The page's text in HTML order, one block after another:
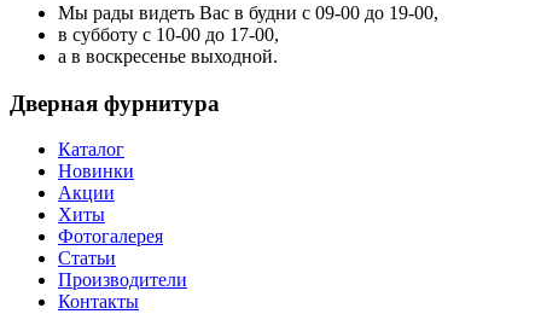
Мы рады видеть Вас в будни с 09-00 до 19-00,
в субботу с 10-00 до 17-00,
а в воскресенье выходной.
Дверная фурнитура
Каталог
Новинки
Акции
Хиты
Фотогалерея
Статьи
Производители
Контакты